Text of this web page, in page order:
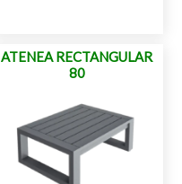
ATENEA RECTANGULAR
80